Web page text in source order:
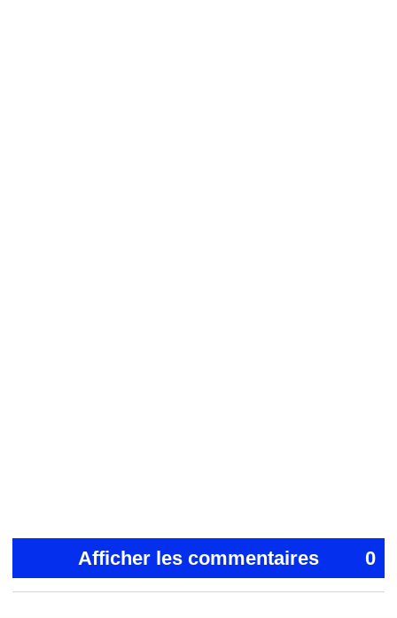
Afficher les commentaires 0